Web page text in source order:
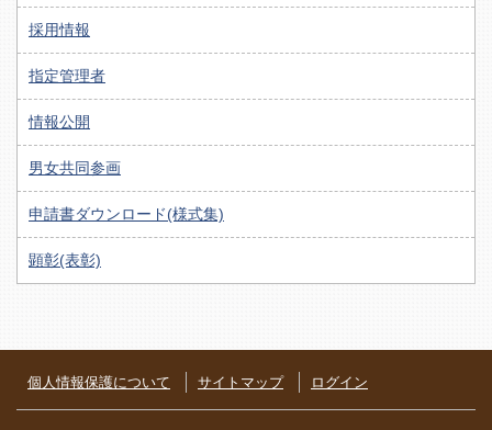
採用情報
指定管理者
情報公開
男女共同参画
申請書ダウンロード(様式集)
顕彰(表彰)
個人情報保護について サイトマップ ログイン